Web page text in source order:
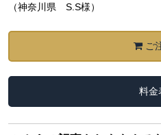
（神奈川県 S.S様）
ご
料金